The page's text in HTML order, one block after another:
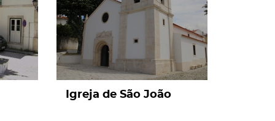
Igreja de São João